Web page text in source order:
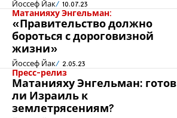
Йоссеф Йак 10.07.23
Матанияху Энгельман:
«Правительство должно
бороться с дороговизной
жизни»
Йоссеф Йак 2.05.23
Пресс-релиз
Матанияху Энгельман: готов
ли Израиль к
землетрясениям?